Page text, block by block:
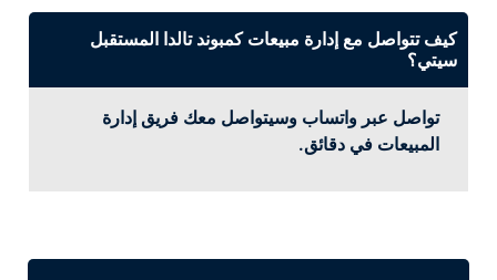
كيف تتواصل مع إدارة مبيعات كمبوند تالدا المستقبل
سيتي؟
تواصل عبر واتساب وسيتواصل معك فريق إدارة
المبيعات في دقائق.